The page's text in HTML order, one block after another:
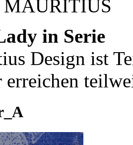
in Serie
Design ist
erreichen